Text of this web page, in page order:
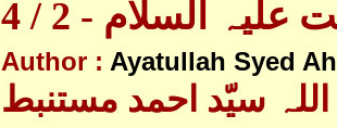
السلام - 2 / 4
Author : Ayatullah Syed
سیّد احمد مستنبط